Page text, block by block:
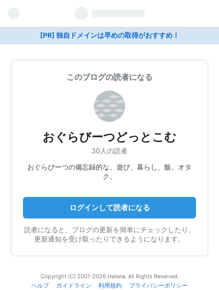
[PR] 独自ドメインは早めの取得がおすすめ！
このブログの読者になる
おぐらびーつどっとこむ
30人の読者
おぐらびーつの備忘録的な。遊び、暮らし、飯。オタ
ク。
ログインして読者になる
読者になると、ブログの更新を簡単にチェックしたり、
更新通知を受け取ったりできるようになります。
Copyright (C) 2001-2026 Hatena. All Rights Reserved.
ヘルプ
ガイドライン 利用規約
プライバシーポリシー